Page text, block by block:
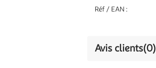
Réf / EAN :
Avis clients(0)